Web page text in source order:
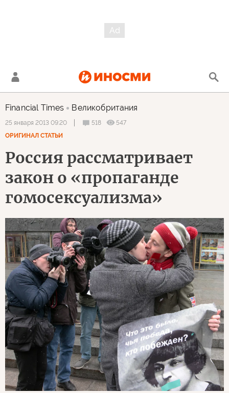
Financial Times Великобритания
25 января 2013 09:20 518
547
ОРИГИНАЛ СТАТЬИ
Россия рассматривает
закон о «пропаганде
гомосексуализма»